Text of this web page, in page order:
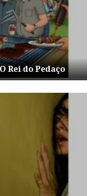
Rei do Pedaço